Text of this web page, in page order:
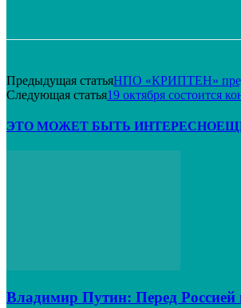
Предыдущая статьяНПО «КРИПТЕН»
Следующая статья19 октября состоится
ЭТО МОЖЕТ БЫТЬ ИНТЕРЕСНО
Владимир Путин: Перед Россией